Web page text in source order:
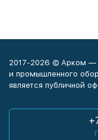
2017-2026 © Арком —
и промышленного
является публичной